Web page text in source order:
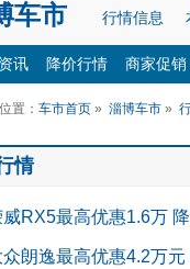
车市 行情信息
讯 降价行情 商家促销
置： 车市首页 » 淄博车市 »
情
威RX5最高优惠1.6万
众朗逸最高优惠4.2万